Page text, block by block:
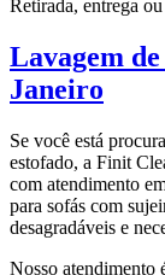
Retirada, entrega
Lavagem
Janeiro
Se você está
estofado, a Finit
com atendimento
para sofás com
desagradáveis e
Nosso atendimento